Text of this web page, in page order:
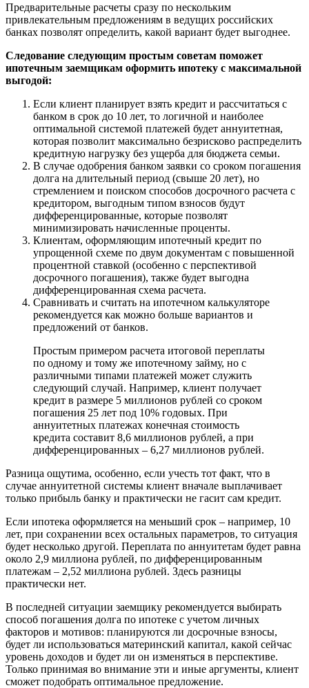
Предварительные расчеты сразу по нескольким
привлекательным предложениям в ведущих российских
банках позволят определить, какой вариант будет выгоднее.
Следование следующим простым советам поможет
ипотечным заемщикам оформить ипотеку с максимальной
выгодой:
Если клиент планирует взять кредит и рассчитаться с
банком в срок до 10 лет, то логичной и наиболее
оптимальной системой платежей будет аннуитетная,
которая позволит максимально безрисково распределить
кредитную нагрузку без ущерба для бюджета семьи.
В случае одобрения банком заявки со сроком погашения
долга на длительный период (свыше 20 лет), но
стремлением и поиском способов досрочного расчета с
кредитором, выгодным типом взносов будут
дифференцированные, которые позволят
минимизировать начисленные проценты.
Клиентам, оформляющим ипотечный кредит по
упрощенной схеме по двум документам с повышенной
процентной ставкой (особенно с перспективой
досрочного погашения), также будет выгодна
дифференцированная схема расчета.
Сравнивать и считать на ипотечном калькуляторе
рекомендуется как можно больше вариантов и
предложений от банков.
Простым примером расчета итоговой переплаты
по одному и тому же ипотечному займу, но с
различными типами платежей может служить
следующий случай. Например, клиент получает
кредит в размере 5 миллионов рублей со сроком
погашения 25 лет под 10% годовых. При
аннуитетных платежах конечная стоимость
кредита составит 8,6 миллионов рублей, а при
дифференцированных – 6,27 миллионов рублей.
Разница ощутима, особенно, если учесть тот факт, что в
случае аннуитетной системы клиент вначале выплачивает
только прибыль банку и практически не гасит сам кредит.
Если ипотека оформляется на меньший срок – например, 10
лет, при сохранении всех остальных параметров, то ситуация
будет несколько другой. Переплата по аннуитетам будет равна
около 2,9 миллиона рублей, по дифференцированным
платежам – 2,52 миллиона рублей. Здесь разницы
практически нет.
В последней ситуации заемщику рекомендуется выбирать
способ погашения долга по ипотеке с учетом личных
факторов и мотивов: планируются ли досрочные взносы,
будет ли использоваться материнский капитал, какой сейчас
уровень доходов и будет ли он изменяться в перспективе.
Только принимая во внимание эти и иные аргументы, клиент
сможет подобрать оптимальное предложение.